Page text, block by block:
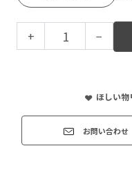
+ −
ほしい物
お問い合わせ